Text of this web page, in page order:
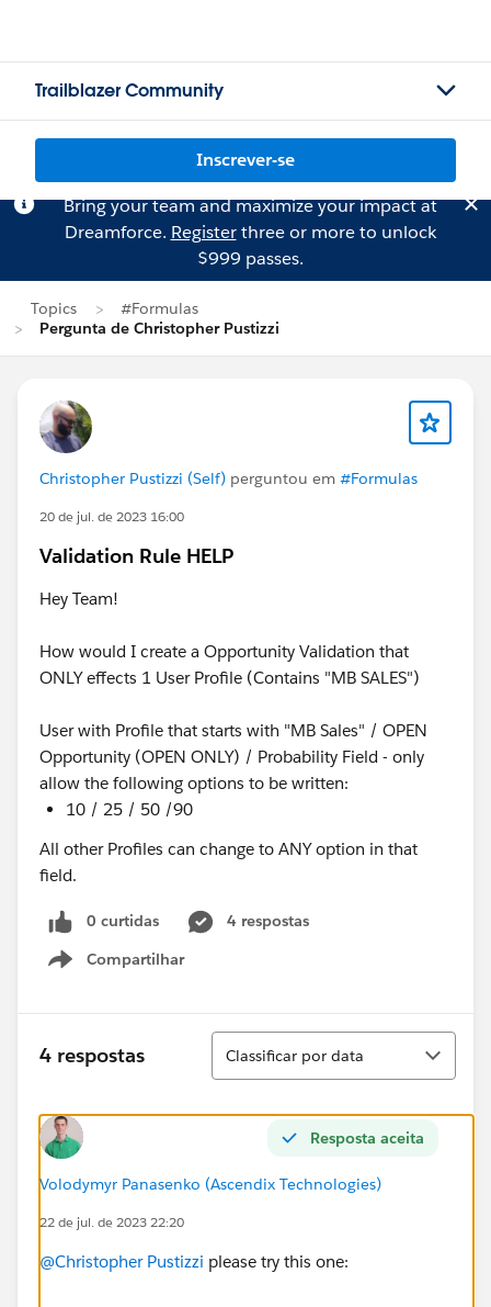
Trailblazer Community
Inscrever-se
Bring your team and maximize your impact at
Dreamforce. Registerthree or more to unlock
$999 passes.
Topics
#Formulas
Pergunta de Christopher Pustizzi
Christopher Pustizzi (Self) perguntou em #Formulas
20 de jul. de 2023 16:00
Validation Rule HELP
Hey Team!
How would I create a Opportunity Validation that
ONLY effects 1 User Profile (Contains "MB SALES")
User with Profile that starts with "MB Sales" / OPEN
Opportunity (OPEN ONLY) / Probability Field - only
allow the following options to be written:
10 / 25 / 50 /90
All other Profiles can change to ANY option in that
field.
0 curtidas
4 respostas
Compartilhar
Show menu
4 respostas
Classificar
Classificar por data
Resposta aceita
Volodymyr Panasenko (Ascendix Technologies)
22 de jul. de 2023 22:20
@Christopher Pustizzi please try this one: